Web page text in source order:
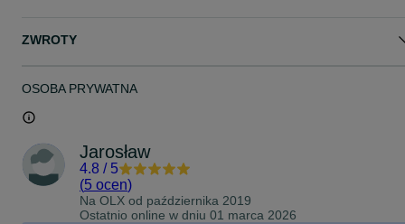
ZWROTY
OSOBA PRYWATNA
Jarosław
4.8 / 5
(5 ocen)
Na OLX od października 2019
Ostatnio online w dniu 01 marca 2026